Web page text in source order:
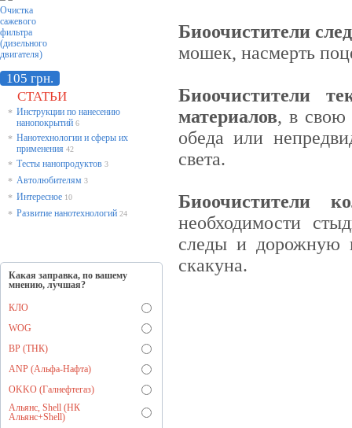
Очистка
сажевого
фильтра
(дизельного
двигателя)
105 грн.
СТАТЬИ
* Инструкции по нанесению
нанопокрытий 6
* Нанотехнологии и сферы их
применения 42
* Тесты нанопродуктов 3
* Автолюбителям 3
* Интересное 10
* Развитие нанотехнологий 24
Какая заправка, по вашему
мнению, лучшая?
КЛО
WOG
BP (ТНК)
ANP (Альфа-Нафта)
OKKO (Галнефтегаз)
Альянс, Shell (НК
Альянс+Shell)
Биоочистители
мошек, насмерть
Биоочистители
материалов, в свою
обеда или
света.
Биоочистители
необходимости
следы и дорожную
скакуна.